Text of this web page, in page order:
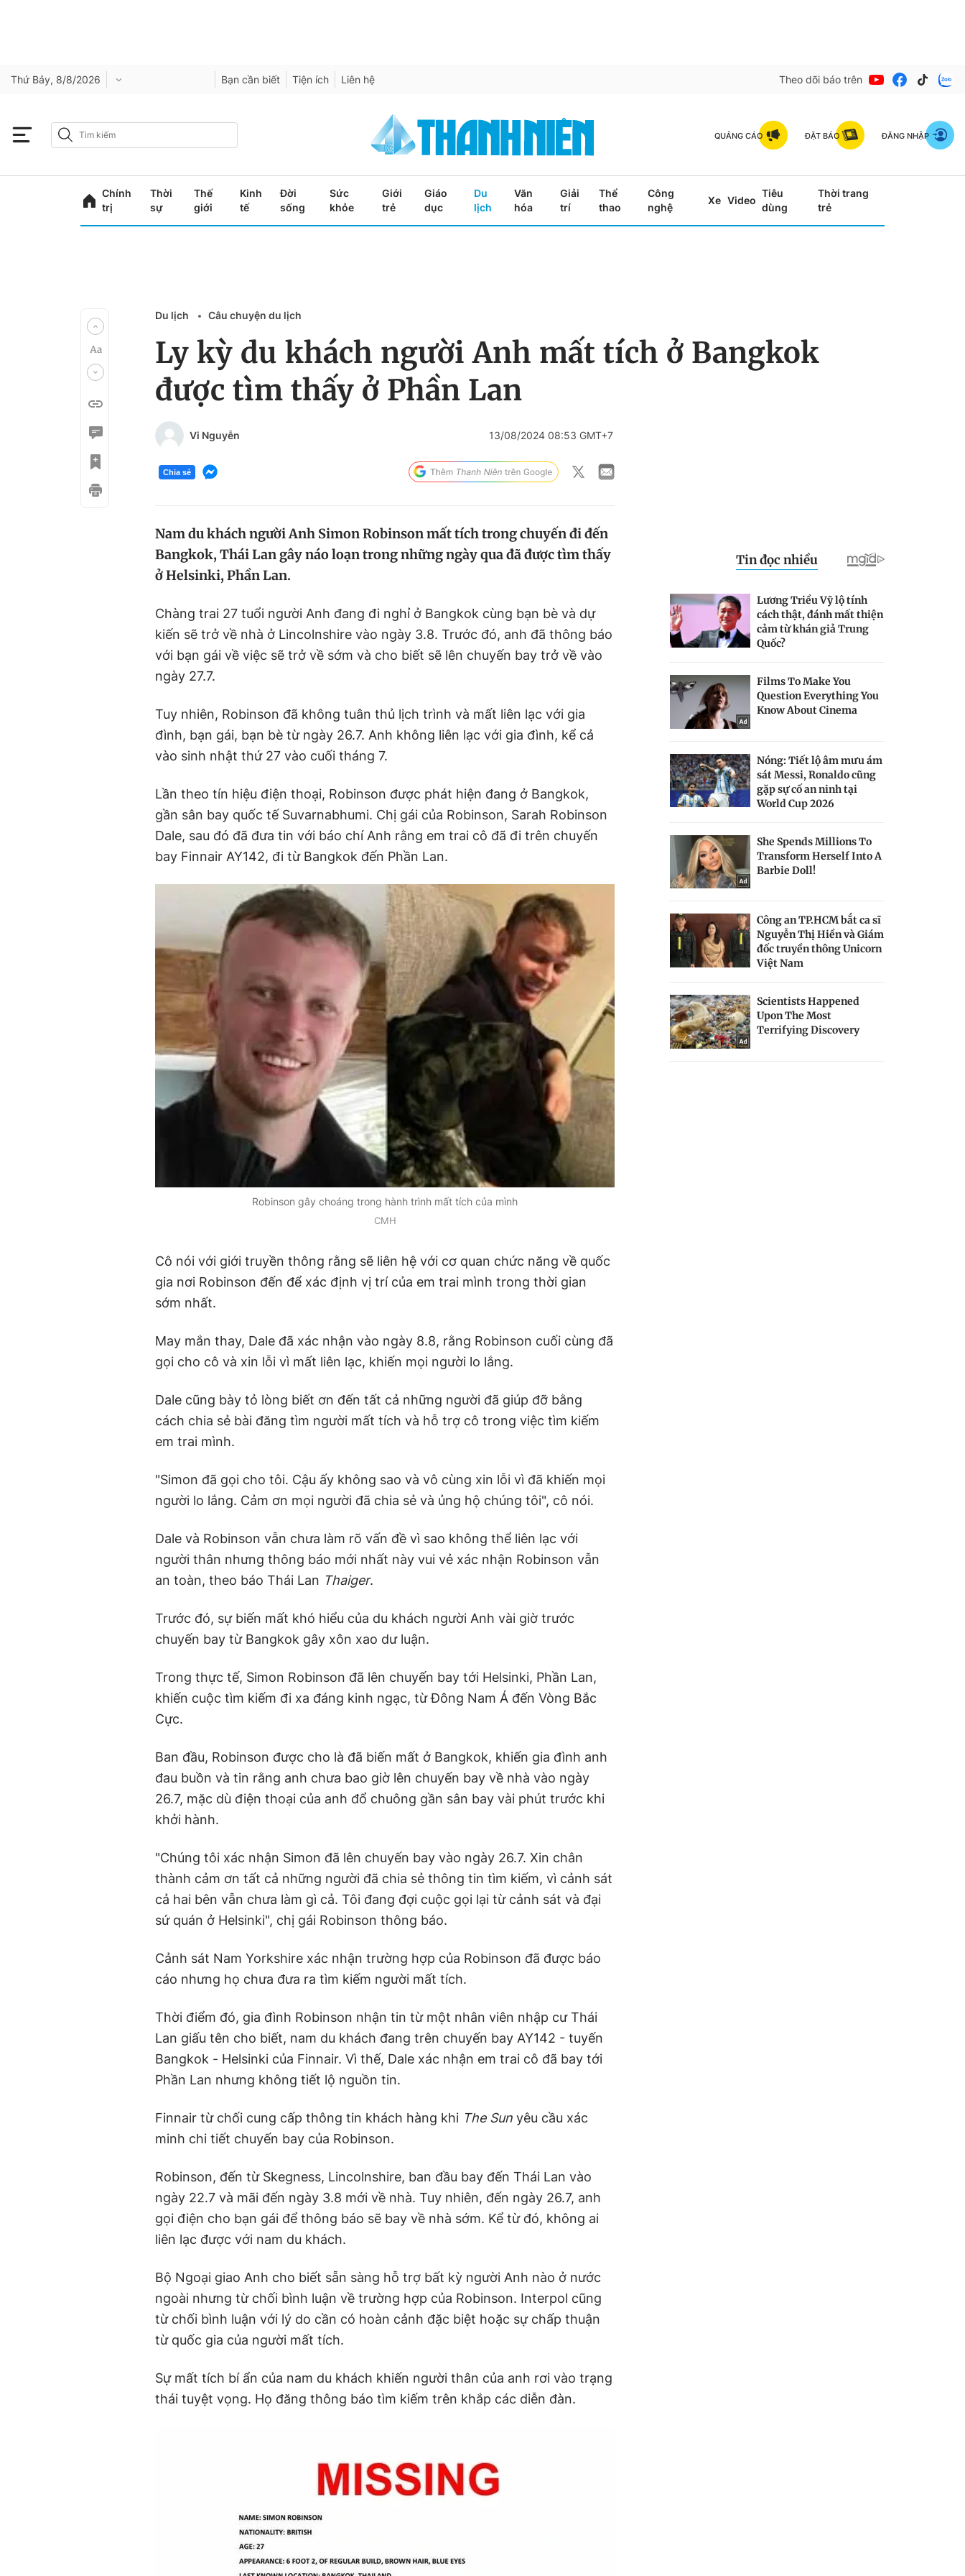
Thứ Bảy, 8/8/2026 Bạn cần biết Tiện ích Liên hệ Theo dõi báo trên
QUẢNG CÁO ĐẶT BÁO ĐĂNG NHẬP
Chính
trị
Thời
sự
Thế
giới
Kinh
tế
Đời
sống
Sức
khỏe
Giới
trẻ
Giáo
dục
Du
lịch
Văn
hóa
Giải
trí
Thể
thao
Công
nghệ
Xe Video
Tiêu
dùng
Thời trang
trẻ
Du lịch Câu chuyện du lịch
Ly kỳ du khách người Anh mất tích ở Bangkok
được tìm thấy ở Phần Lan
Vi Nguyễn 13/08/2024 08:53 GMT+7
Chia sẻ
Nam du khách người Anh Simon Robinson mất tích trong chuyến đi đến
Bangkok, Thái Lan gây náo loạn trong những ngày qua đã được tìm thấy
ở Helsinki, Phần Lan.
Chàng trai 27 tuổi người Anh đang đi nghỉ ở Bangkok cùng bạn bè và dự
kiến sẽ trở về nhà ở Lincolnshire vào ngày 3.8. Trước đó, anh đã thông báo
với bạn gái về việc sẽ trở về sớm và cho biết sẽ lên chuyến bay trở về vào
ngày 27.7.
Tuy nhiên, Robinson đã không tuân thủ lịch trình và mất liên lạc với gia
đình, bạn gái, bạn bè từ ngày 26.7. Anh không liên lạc với gia đình, kể cả
vào sinh nhật thứ 27 vào cuối tháng 7.
Lần theo tín hiệu điện thoại, Robinson được phát hiện đang ở Bangkok,
gần sân bay quốc tế Suvarnabhumi. Chị gái của Robinson, Sarah Robinson
Dale, sau đó đã đưa tin với báo chí Anh rằng em trai cô đã đi trên chuyến
bay Finnair AY142, đi từ Bangkok đến Phần Lan.
Robinson gây choáng trong hành trình mất tích của mình
CMH
Cô nói với giới truyền thông rằng sẽ liên hệ với cơ quan chức năng về quốc
gia nơi Robinson đến để xác định vị trí của em trai mình trong thời gian
sớm nhất.
May mắn thay, Dale đã xác nhận vào ngày 8.8, rằng Robinson cuối cùng đã
gọi cho cô và xin lỗi vì mất liên lạc, khiến mọi người lo lắng.
Dale cũng bày tỏ lòng biết ơn đến tất cả những người đã giúp đỡ bằng
cách chia sẻ bài đăng tìm người mất tích và hỗ trợ cô trong việc tìm kiếm
em trai mình.
"Simon đã gọi cho tôi. Cậu ấy không sao và vô cùng xin lỗi vì đã khiến mọi
người lo lắng. Cảm ơn mọi người đã chia sẻ và ủng hộ chúng tôi", cô nói.
Dale và Robinson vẫn chưa làm rõ vấn đề vì sao không thể liên lạc với
người thân nhưng thông báo mới nhất này vui vẻ xác nhận Robinson vẫn
an toàn, theo báo Thái Lan Thaiger.
Trước đó, sự biến mất khó hiểu của du khách người Anh vài giờ trước
chuyến bay từ Bangkok gây xôn xao dư luận.
Trong thực tế, Simon Robinson đã lên chuyến bay tới Helsinki, Phần Lan,
khiến cuộc tìm kiếm đi xa đáng kinh ngạc, từ Đông Nam Á đến Vòng Bắc
Cực.
Ban đầu, Robinson được cho là đã biến mất ở Bangkok, khiến gia đình anh
đau buồn và tin rằng anh chưa bao giờ lên chuyến bay về nhà vào ngày
26.7, mặc dù điện thoại của anh đổ chuông gần sân bay vài phút trước khi
khởi hành.
"Chúng tôi xác nhận Simon đã lên chuyến bay vào ngày 26.7. Xin chân
thành cảm ơn tất cả những người đã chia sẻ thông tin tìm kiếm, vì cảnh sát
cả hai bên vẫn chưa làm gì cả. Tôi đang đợi cuộc gọi lại từ cảnh sát và đại
sứ quán ở Helsinki", chị gái Robinson thông báo.
Cảnh sát Nam Yorkshire xác nhận trường hợp của Robinson đã được báo
cáo nhưng họ chưa đưa ra tìm kiếm người mất tích.
Thời điểm đó, gia đình Robinson nhận tin từ một nhân viên nhập cư Thái
Lan giấu tên cho biết, nam du khách đang trên chuyến bay AY142 - tuyến
Bangkok - Helsinki của Finnair. Vì thế, Dale xác nhận em trai cô đã bay tới
Phần Lan nhưng không tiết lộ nguồn tin.
Finnair từ chối cung cấp thông tin khách hàng khi The Sun yêu cầu xác
minh chi tiết chuyến bay của Robinson.
Robinson, đến từ Skegness, Lincolnshire, ban đầu bay đến Thái Lan vào
ngày 22.7 và mãi đến ngày 3.8 mới về nhà. Tuy nhiên, đến ngày 26.7, anh
gọi điện cho bạn gái để thông báo sẽ bay về nhà sớm. Kể từ đó, không ai
liên lạc được với nam du khách.
Bộ Ngoại giao Anh cho biết sẵn sàng hỗ trợ bất kỳ người Anh nào ở nước
ngoài nhưng từ chối bình luận về trường hợp của Robinson. Interpol cũng
từ chối bình luận với lý do cần có hoàn cảnh đặc biệt hoặc sự chấp thuận
từ quốc gia của người mất tích.
Sự mất tích bí ẩn của nam du khách khiến người thân của anh rơi vào trạng
thái tuyệt vọng. Họ đăng thông báo tìm kiếm trên khắp các diễn đàn.